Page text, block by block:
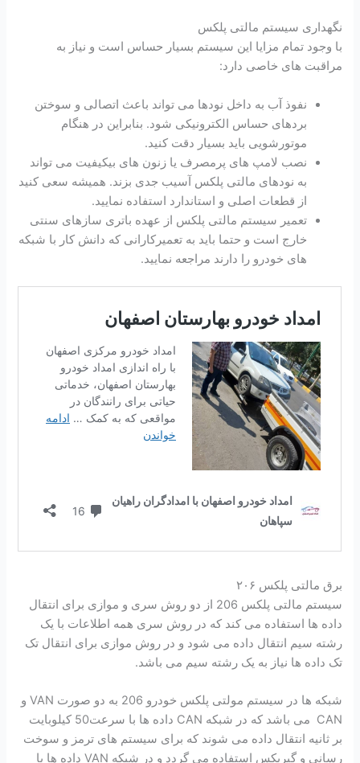
نگهداری سیستم مالتی پلکس
با وجود تمام مزایا این سیستم بسیار حساس است و نیاز به
مراقبت های خاصی دارد:
نفوذ آب به داخل نودها می تواند باعث اتصالی و سوختن
بردهای حساس الکترونیکی شود. بنابراین در هنگام
موتورشویی باید بسیار دقت کنید.
نصب لامپ های پرمصرف یا زنون های بیکیفیت می تواند
به نودهای مالتی پلکس آسیب جدی بزند. همیشه سعی کنید
از قطعات اصلی و استاندارد استفاده نمایید.
تعمیر سیستم مالتی پلکس از عهده باتری سازهای سنتی
خارج است و حتما باید به تعمیرکارانی که دانش کار با شبکه
های خودرو را دارند مراجعه نمایید.
برق مالتی پلکس ۲۰۶
سیستم مالتی پلکس 206 از دو روش سری و موازی برای انتقال
داده ها استفاده می کند که در روش سری همه اطلاعات با یک
رشته سیم انتقال داده می شود و در روش موازی برای انتقال تک
تک داده ها نیاز به یک رشته سیم می باشد.
شبکه ها در سیستم مولتی پلکس خودرو 206 به دو صورت VAN و
CAN می باشد که در شبکه CAN داده ها با سرعت50 کیلوبایت
بر ثانیه انتقال داده می شوند که برای سیستم های ترمز و سوخت
رسانی و گیربکس استفاده می گردد و در شبکه VAN داده ها با